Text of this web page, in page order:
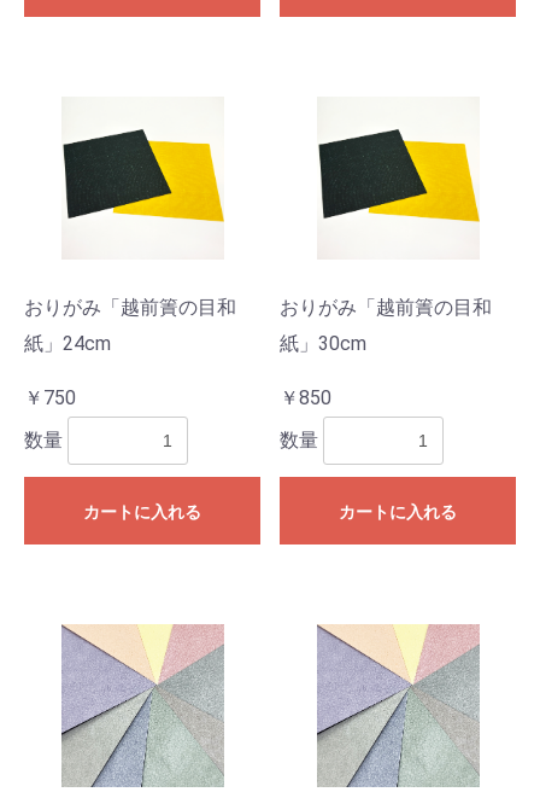
おりがみ「越前簀の目和
紙」24cm
￥750
数量
カートに入れる
おりがみ「越前簀の目和
紙」30cm
￥850
数量
カートに入れる